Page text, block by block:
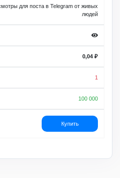
для поста в Telegram от живых
людей
0,04 ₽
1
100 000
Купить